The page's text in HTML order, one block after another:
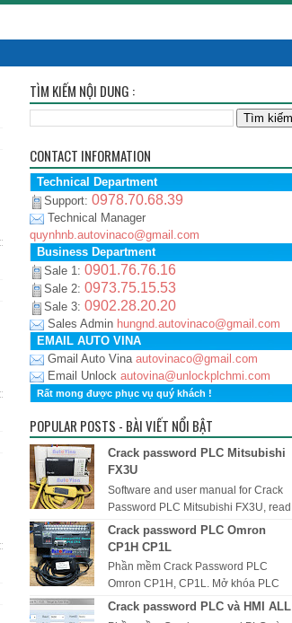
TÌM KIẾM NỘI DUNG :
CONTACT INFORMATION
Technical Department
Support: 0978.70.68.39
Technical Manager
quynhnb.autovinaco@gmail.com
Business Department
Sale 1: 0901.76.76.16
Sale 2: 0973.75.15.53
Sale 3: 0902.28.20.20
Sales Admin hungnd.autovinaco@gmail.com
EMAIL AUTO VINA
Gmail Auto Vina autovinaco@gmail.com
Email Unlock autovina@unlockplchmi.com
Rất mong được phục vụ quý khách !
POPULAR POSTS - BÀI VIẾT NỔI BẬT
Crack password PLC Mitsubishi
FX3U
Software and user manual for Crack
Password PLC Mitsubishi FX3U, read
password PLC FX3U, unlock PLC
Mitsubishi FX3U, xóa mật khẩu PLC
Crack password PLC Omron
CP1H CP1L
Phần mềm Crack Password PLC
Omron CP1H, CP1L. Mở khóa PLC
Omron CP1H, Software Read
Crack password PLC và HMI ALL